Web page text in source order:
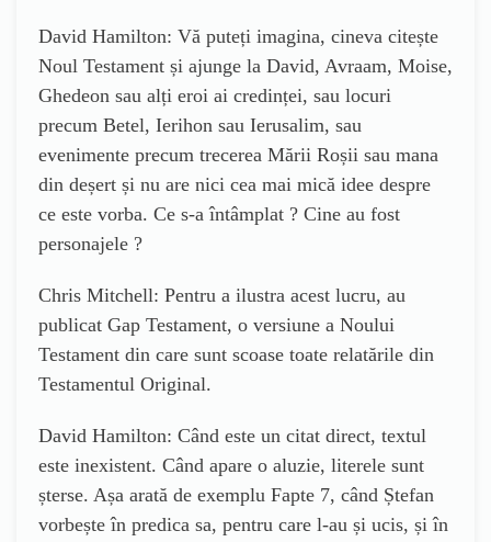
David Hamilton: Vă puteți imagina, cineva citește
Noul Testament și ajunge la David, Avraam, Moise,
Ghedeon sau alți eroi ai credinței, sau locuri
precum Betel, Ierihon sau Ierusalim, sau
evenimente precum trecerea Mării Roșii sau mana
din deșert și nu are nici cea mai mică idee despre
ce este vorba. Ce s-a întâmplat ? Cine au fost
personajele ?
Chris Mitchell: Pentru a ilustra acest lucru, au
publicat Gap Testament, o versiune a Noului
Testament din care sunt scoase toate relatările din
Testamentul Original.
David Hamilton: Când este un citat direct, textul
este inexistent. Când apare o aluzie, literele sunt
șterse. Așa arată de exemplu Fapte 7, când Ștefan
vorbește în predica sa, pentru care l-au și ucis, și în